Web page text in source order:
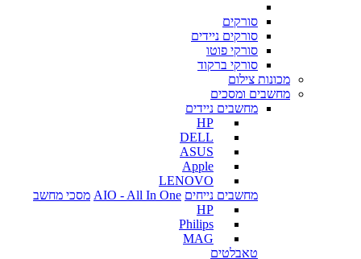
סורקים
סורקים ניידים
סורקי פוטו
סורקי ברקוד
מכונות צילום
מחשבים ומסכים
מחשבים ניידים
HP
DELL
ASUS
Apple
LENOVO
מחשבים נייחים AIO - All In One מסכי מחשב
HP
Philips
MAG
טאבלטים